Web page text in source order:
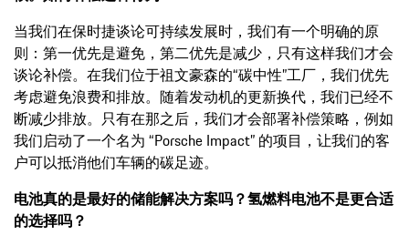
当我们在保时捷谈论可持续发展时，我们有一个明确的原
则：第一优先是避免，第二优先是减少，只有这样我们才会
谈论补偿。在我们位于祖文豪森的“碳中性”工厂，我们优先
考虑避免浪费和排放。随着发动机的更新换代，我们已经不
断减少排放。只有在那之后，我们才会部署补偿策略，例如
我们启动了一个名为 “Porsche Impact” 的项目，让我们的客
户可以抵消他们车辆的碳足迹。
电池真的是最好的储能解决方案吗？氢燃料电池不是更合适
的选择吗？